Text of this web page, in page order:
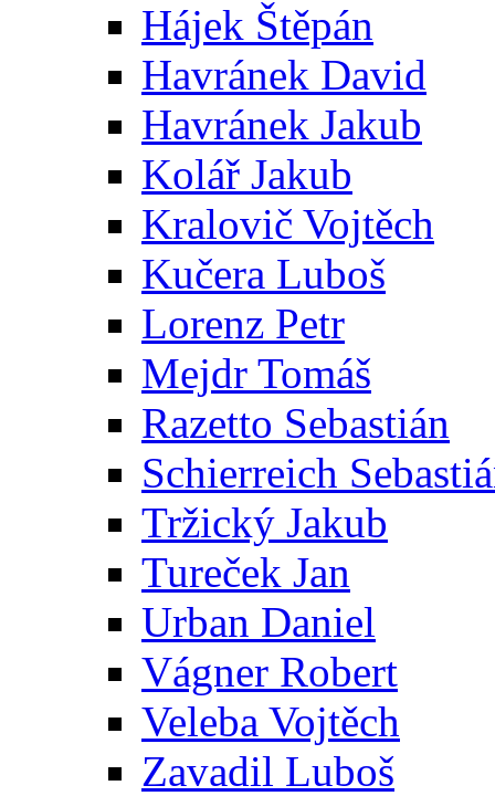
Hájek Štěpán
Havránek David
Havránek Jakub
Kolář Jakub
Kralovič Vojtěch
Kučera Luboš
Lorenz Petr
Mejdr Tomáš
Razetto Sebastián
Schierreich
Tržický Jakub
Tureček Jan
Urban Daniel
Vágner Robert
Veleba Vojtěch
Zavadil Luboš